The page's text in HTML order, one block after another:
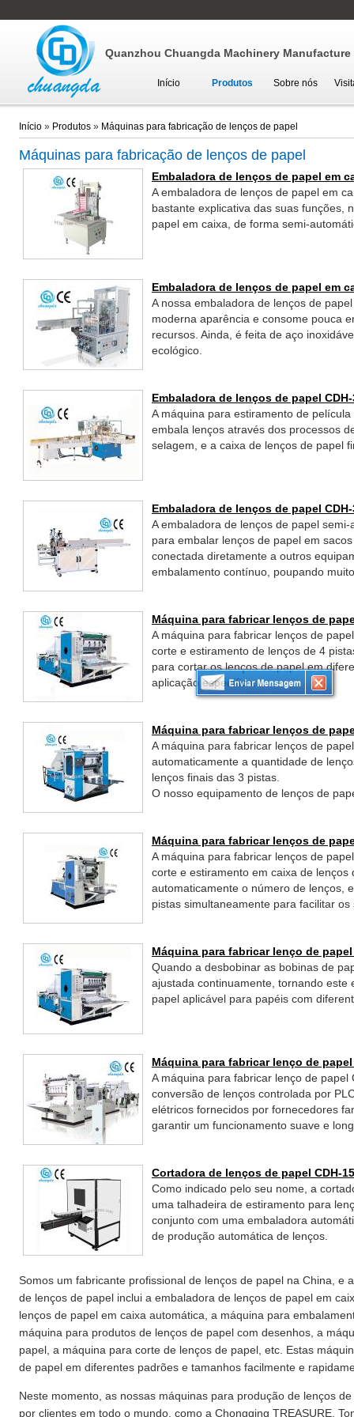
Quanzhou Chuangda Machinery Manufacture
Início Produtos Sobre nós
Início» Produtos» Máquinas para fabricação de lenços de papel
Máquinas para fabricação de lenços de papel
Embaladora de lenços de papel em
A embaladora de lenços de papel em
bastante explicativa das suas funções,
papel em caixa, de forma semi-
Embaladora de lenços de papel em
A nossa embaladora de lenços de
moderna aparência e consome pouca
recursos. Ainda, é feita de aço
ecológico.
Embaladora de lenços de papel
A máquina para estiramento de
embala lenços através dos processos
selagem, e a caixa de lenços de papel
Embaladora de lenços de papel
A embaladora de lenços de papel
para embalar lenços de papel em
conectada diretamente a outros
embalamento contínuo, poupando
Máquina para fabricar lenços de
A máquina para fabricar lenços de
corte e estiramento de lenços de 4
para cortar os lenços de papel em
aplicação específica.
Máquina para fabricar lenços de
A máquina para fabricar lenços de
automaticamente a quantidade de
lenços finais das 3 pistas.
O nosso equipamento de lenços de
Máquina para fabricar lenços de
A máquina para fabricar lenços de
corte e estiramento em caixa de lenços
automaticamente o número de lenços,
pistas simultaneamente para facilitar
Máquina para fabricar lenço de papel
Quando a desbobinar as bobinas de
ajustada continuamente, tornando este
papel aplicável para papéis com
Máquina para fabricar lenço de papel
A máquina para fabricar lenço de
conversão de lenços controlada por
elétricos fornecidos por fornecedores
garantir um funcionamento suave e
Cortadora de lenços de papel CDH-
Como indicado pelo seu nome, a
uma talhadeira de estiramento para
conjunto com uma embaladora
de produção automática de lenços.
Somos um fabricante profissional de lenços de papel na China, e
de lenços de papel inclui a embaladora de lenços de papel em
lenços de papel em caixa automática, a máquina para
máquina para produtos de lenços de papel com desenhos, a
papel, a máquina para corte de lenços de papel, etc. Estas
de papel em diferentes padrões e tamanhos facilmente e
Neste momento, as nossas máquinas para produção de lenços
por clientes em todo o mundo, como a Chongqing TREASURE,